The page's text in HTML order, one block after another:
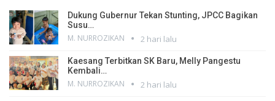
Dukung Gubernur Tekan Stunting, JPCC Bagikan
Susu…
M. NURROZIKAN 2 hari lalu
Kaesang Terbitkan SK Baru, Melly Pangestu
Kembali…
M. NURROZIKAN 2 hari lalu